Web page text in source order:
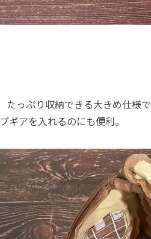
たっぷり収納できる大きめ仕様
プギアを入れるのにも便利。